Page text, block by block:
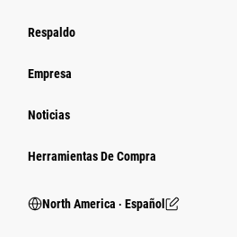
Respaldo
Empresa
Noticias
Herramientas De Compra
North America ‧ Español